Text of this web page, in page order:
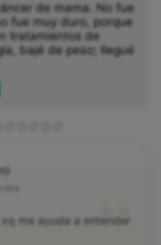
de mama. No fue
fue muy duro, porque
tratamientos de
bajé de peso; llegué
“
me ayuda a entender